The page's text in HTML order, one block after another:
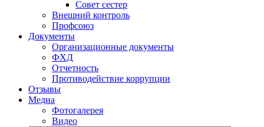
Совет сестер
Внешний контроль
Профсоюз
Документы
Организационные документы
ФХД
Отчетность
Противодействие коррупции
Отзывы
Медиа
Фотогалерея
Видео